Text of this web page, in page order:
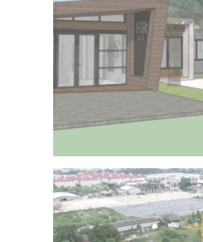
Project 15 – IRR OFFICE